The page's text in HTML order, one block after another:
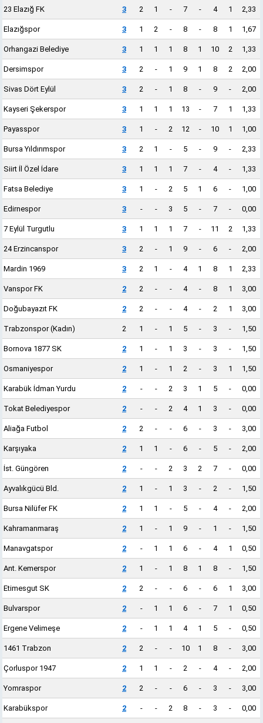
23 Elazığ FK 3 2 1 - 7 - 4 1 2,33
Elazığspor 3 1 2 - 8 - 8 1 1,67
Orhangazi Belediye 3 1 1 1 8 1 10 2 1,33
Dersimspor 3 2 - 1 9 1 8 2 2,00
Sivas Dört Eylül 3 2 - 1 8 - 9 - 2,00
Kayseri Şekerspor 3 1 1 1 13 - 7 1 1,33
Payasspor 3 1 - 2 12 - 10 1 1,00
Bursa Yıldırımspor 3 2 1 - 5 - 9 - 2,33
Siirt İl Özel İdare 3 1 1 1 7 - 4 - 1,33
Fatsa Belediye 3 1 - 2 5 1 6 - 1,00
Edirnespor 3 - - 3 5 - 7 - 0,00
7 Eylül Turgutlu 3 1 1 1 7 - 11 2 1,33
24 Erzincanspor 3 2 - 1 9 - 6 - 2,00
Mardin 1969 3 2 1 - 4 1 8 1 2,33
Vanspor FK 2 2 - - 4 - 8 1 3,00
Doğubayazıt FK 2 2 - - 4 - 2 1 3,00
Trabzonspor (Kadın) 2 1 - 1 5 - 3 - 1,50
Bornova 1877 SK 2 1 - 1 3 - 3 - 1,50
Osmaniyespor 2 1 - 1 2 - 3 1 1,50
Karabük İdman Yurdu 2 - - 2 3 1 5 - 0,00
Tokat Belediyespor 2 - - 2 4 1 3 - 0,00
Aliağa Futbol 2 2 - - 6 - 3 - 3,00
Karşıyaka 2 1 1 - 6 - 5 - 2,00
İst. Güngören 2 - - 2 3 2 7 - 0,00
Ayvalıkgücü Bld. 2 1 - 1 3 - 2 - 1,50
Bursa Nilüfer FK 2 1 1 - 5 - 4 - 2,00
Kahramanmaraş 2 1 - 1 9 - 1 - 1,50
Manavgatspor 2 - 1 1 6 - 4 1 0,50
Ant. Kemerspor 2 1 - 1 8 1 8 - 1,50
Etimesgut SK 2 2 - - 6 - 6 1 3,00
Bulvarspor 2 - 1 1 6 - 7 1 0,50
Ergene Velimeşe 2 - 1 1 4 1 5 - 0,50
1461 Trabzon 2 2 - - 10 1 8 - 3,00
Çorluspor 1947 2 1 1 - 2 - 4 - 2,00
Yomraspor 2 2 - - 6 - 3 - 3,00
Karabükspor 2 - - 2 8 - 3 - 0,00